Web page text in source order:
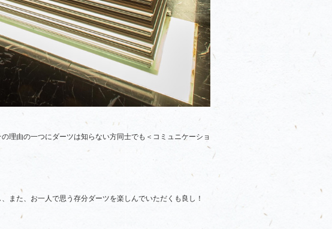
理由の一つにダーツは知らない方同士でも＜コミュニケーショ
また、お一人で思う存分ダーツを楽しんでいただくも良し！